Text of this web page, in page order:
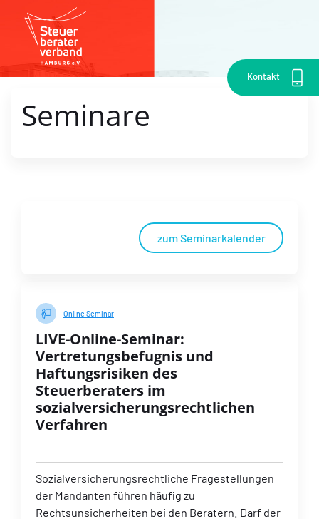
Kontakt
Seminare
zum Seminarkalender
Online Seminar
LIVE-Online-Seminar:
Vertretungsbefugnis und
Haftungsrisiken des
Steuerberaters im
sozialversicherungsrechtlichen
Verfahren
Sozialversicherungsrechtliche Fragestellungen
der Mandanten führen häufig zu
Rechtsunsicherheiten bei den Beratern. Darf der